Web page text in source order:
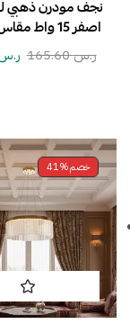
نجف مودرن ذهبي
اصفر 15 واط مقاس 40 سم
ر.س165.60
خصم41%